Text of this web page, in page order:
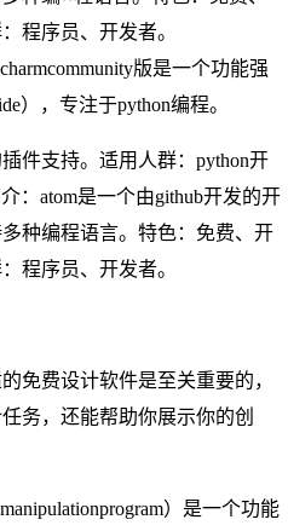
程序员、开发者。
版是一个功能强
），专注于python编程。
件支持。适用人群：python开
：atom是一个由github开发的开
种编程语言。特色：免费、开
程序员、开发者。
免费设计软件是至关重要的，
务，还能帮助你展示你的创
）是一个功能